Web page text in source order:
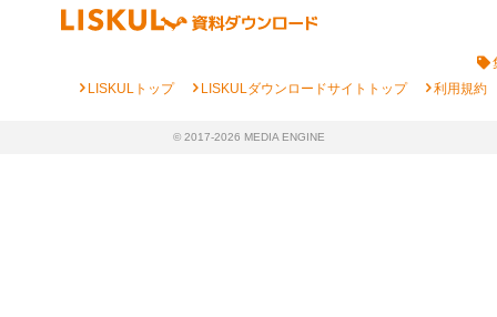
chevron_rightLISKULトップ chevron_rightLISKULダウンロードサイトトップ chevron_right利用規約
© 2017-2026 MEDIA ENGINE